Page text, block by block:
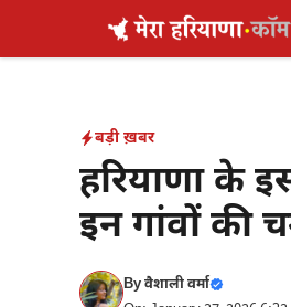
बड़ी ख़बर
हरियाणा के
इन गांवों की
Byवैशाली वर्मा